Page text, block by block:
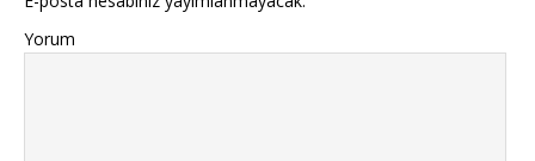
Yorum